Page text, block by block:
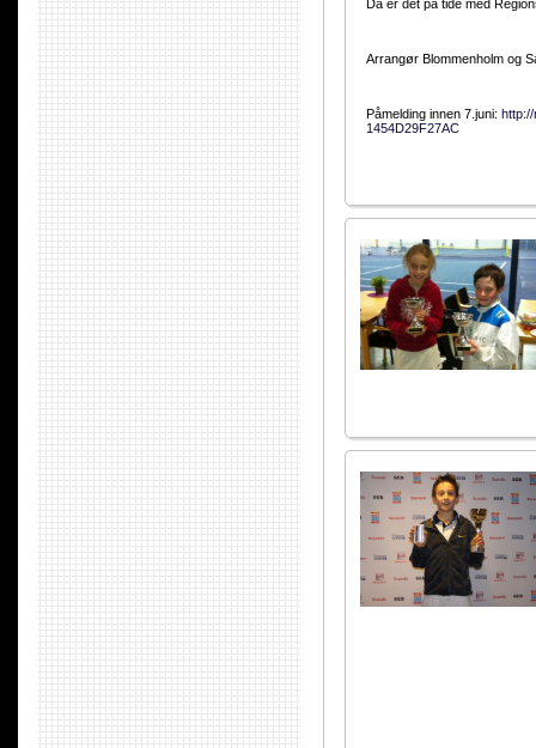
Da er det på tide med
Arrangør Blommenholm og
Påmelding innen 7.juni:
1454D29F27AC